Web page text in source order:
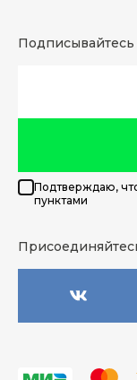
Подписывайтесь
Подтверждаю,
пунктами